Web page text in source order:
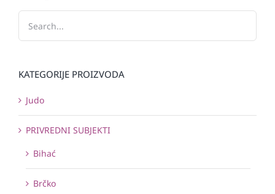
KATEGORIJE PROIZVODA
Judo
PRIVREDNI SUBJEKTI
Bihać
Brčko